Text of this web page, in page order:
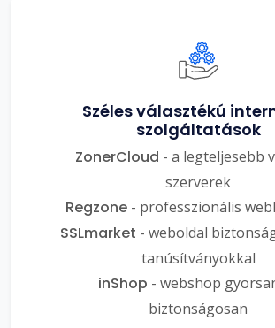
Széles választékú
szolgáltatások
ZonerCloud - a legteljesebb
szerverek
Regzone - professzionális
SSLmarket - weboldal
tanúsítványokkal
inShop - webshop
biztonságosan